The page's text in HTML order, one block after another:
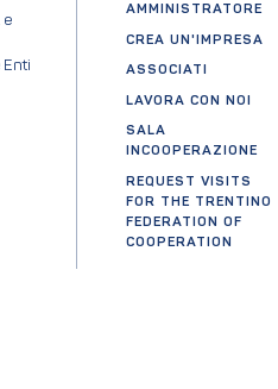
e
AMMINISTRATORE
CREA UN'IMPRESA
ASSOCIATI
LAVORA CON NOI
SALA
INCOOPERAZIONE
REQUEST VISITS
FOR THE TRENTINO
FEDERATION OF
COOPERATION